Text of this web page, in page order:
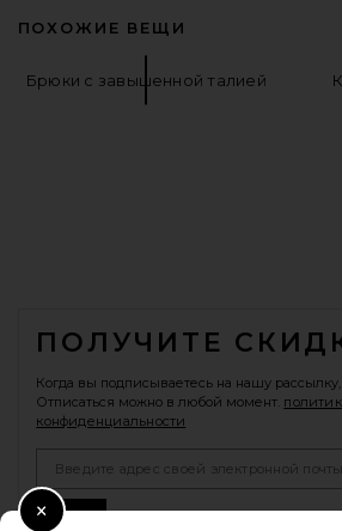
ПОХОЖИЕ ВЕЩИ
Брюки с завышенной талией
ПОЛУЧИТЕ
Когда вы подписываетесь на нашу рассылку,
Отписаться можно в любой момент.
конфиденциальности
Sign Up